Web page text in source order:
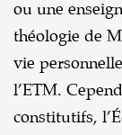
ou une
théologie de
vie
l’ETM.
constitutifs,